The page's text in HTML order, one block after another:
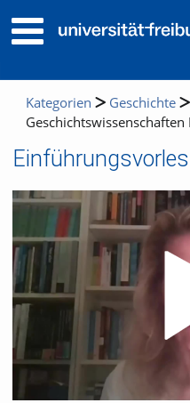
Kategorien Geschichte